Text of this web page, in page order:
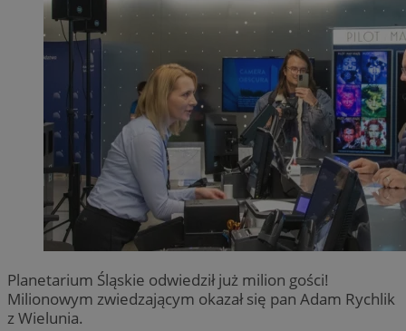
Planetarium Śląskie odwiedził już milion gości!
Milionowym zwiedzającym okazał się pan Adam Rychlik
z Wielunia.